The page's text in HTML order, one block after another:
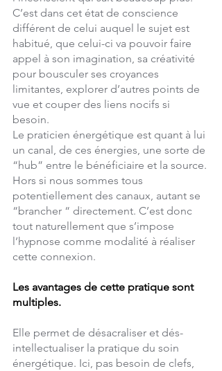
C’est dans cet état de conscience
différent de celui auquel le sujet est
habitué, que celui-ci va pouvoir faire
appel à son imagination, sa créativité
pour bousculer ses croyances
limitantes, explorer d’autres points de
vue et couper des liens nocifs si
besoin.
Le praticien énergétique est quant à lui
un canal, de ces énergies, une sorte de
“hub” entre le bénéficiaire et la source.
Hors si nous sommes tous
potentiellement des canaux, autant se
“brancher “ directement. C’est donc
tout naturellement que s’impose
l’hypnose comme modalité à réaliser
cette connexion.
Les avantages de cette pratique sont
multiples.
Elle permet de désacraliser et dés-
intellectualiser la pratique du soin
énergétique. Ici, pas besoin de clefs,